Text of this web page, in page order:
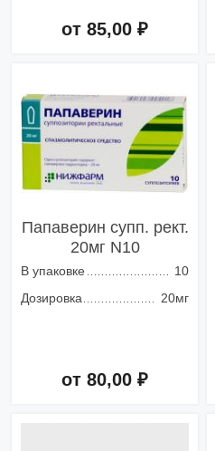
от 85,00 ₽
Папаверин супп. рект.
20мг N10
В упаковке
10
Дозировка
20мг
от 80,00 ₽